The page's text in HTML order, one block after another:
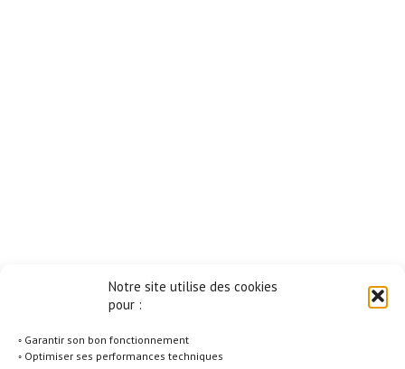
Notre site utilise des cookies
pour :
◦ Garantir son bon fonctionnement
◦ Optimiser ses performances techniques